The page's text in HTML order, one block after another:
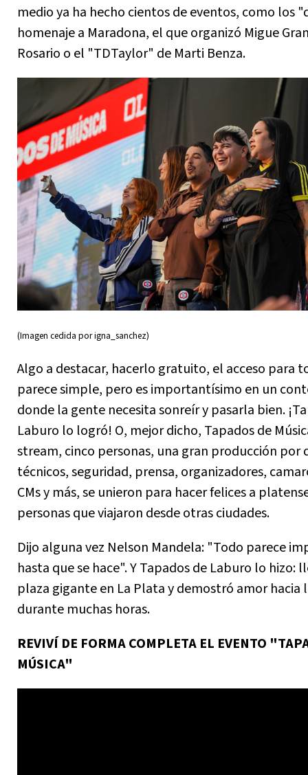
medio ya ha hecho cientos de eventos, como los
homenaje a Maradona, el que organizó Migue
Rosario o el "TDTaylor" de Marti Benza.
(Imagen cedida por igna_sanchez)
Algo a destacar, hacerlo gratuito, el acceso para
parece simple, pero es importantísimo en un
donde la gente necesita sonreír y pasarla bien.
Laburo lo logró! O, mejor dicho, Tapados de
stream, cinco personas, una gran producción por
técnicos, seguridad, prensa, organizadores,
CMs y más, se unieron para hacer felices a
personas que viajaron desde otras ciudades.
Dijo alguna vez Nelson Mandela: "Todo parece
hasta que se hace". Y Tapados de Laburo lo hizo:
plaza gigante en La Plata y demostró amor hacia
durante muchas horas.
REVIVÍ DE FORMA COMPLETA EL EVENTO
MÚSICA"